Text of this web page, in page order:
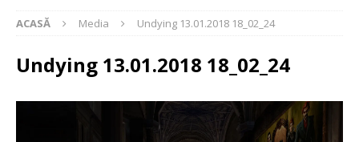
ACASĂ Media Undying 13.01.2018 18_02_24
Undying 13.01.2018 18_02_24